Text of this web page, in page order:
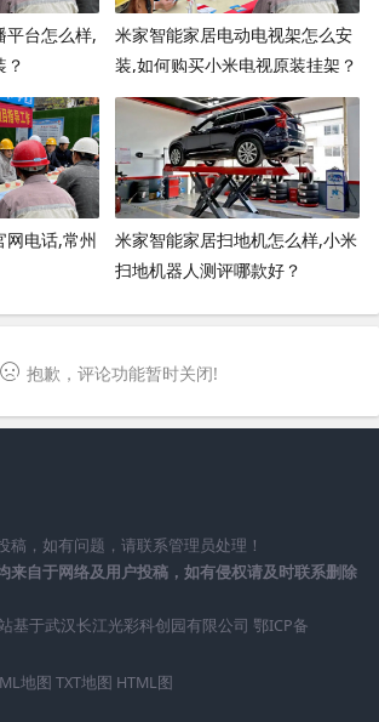
平台怎么样,
？
米家智能家居电动电视架怎么安
装,如何购买小米电视原装挂架？
网电话,常州
米家智能家居扫地机怎么样,小米
扫地机器人测评哪款好？
抱歉，评论功能暂时关闭!
稿，如有问题，请联系管理员处理！
来自于网络及用户投稿，如有侵权请及时联系删除
基于武汉长江光彩科创园有限公司 鄂ICP备
地图 TXT地图 HTML图